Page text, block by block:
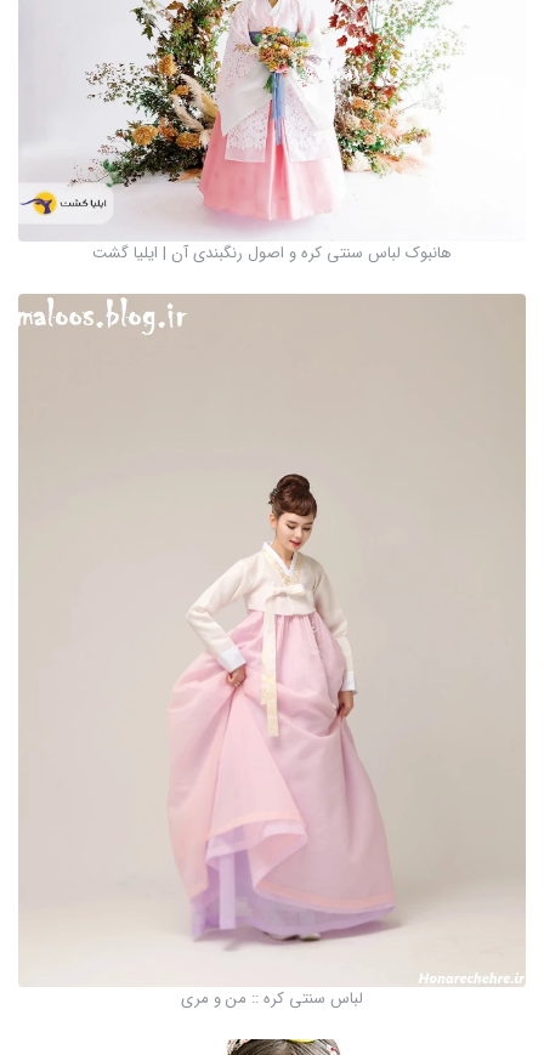
هانبوک لباس سنتی کره و اصول رنگبندی آن | ایلیا گشت
لباس سنتی کره :: من و مری